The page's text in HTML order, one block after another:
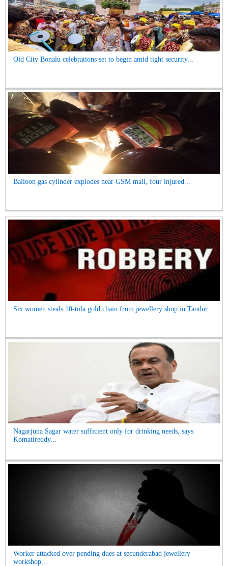
Old City Bonalu celebrations set to begin amid tight security...
Balloon gas cylinder explodes near GSM mall, four injured...
Six women steals 10-tola gold chain from jewellery shop in Tandur...
Nagarjuna Sagar water sufficient only for drinking needs, says
Komatireddy...
Worker attacked over pending dues at secunderabad jewellery
workshop...